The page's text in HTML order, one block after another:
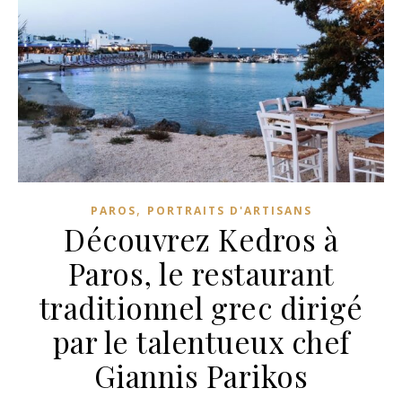
PAROS, PORTRAITS D'ARTISANS
Découvrez Kedros à
Paros, le restaurant
traditionnel grec dirigé
par le talentueux chef
Giannis Parikos